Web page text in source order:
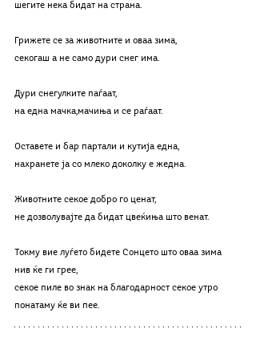
шегите нека бидат на страна.
Грижете се за животните и оваа зима,
секогаш а не само дури снег има.
Дури снегулките паѓаат,
на една мачка,мачиња и се раѓаат.
Оставете и бар партали и кутија една,
нахранете ја со млеко доколку е жедна.
Животните секое добро го ценат,
не дозволувајте да бидат цвеќиња што венат.
Токму вие луѓето бидете Сонцето што оваа зима
нив ќе ги грее,
секое пиле во знак на благодарност секое утро
понатаму ќе ви пее.